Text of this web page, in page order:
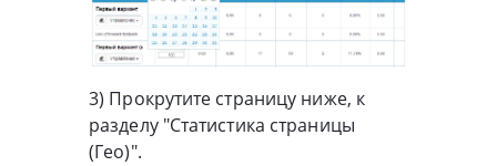
3) Прокрутите страницу ниже, к
разделу "Статистика страницы
(Гео)".